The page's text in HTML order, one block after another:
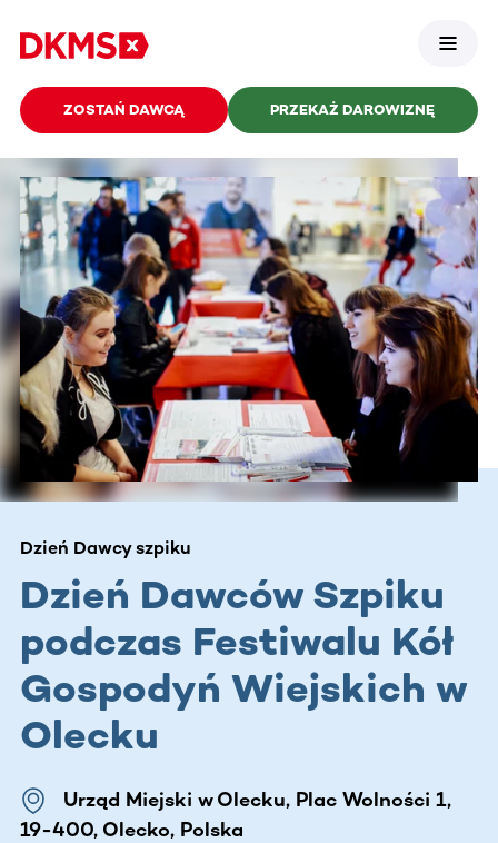
ZOSTAŃ DAWCĄ PRZEKAŻ DAROWIZNĘ
Dzień Dawcy szpiku
Dzień Dawców Szpiku
podczas Festiwalu Kół
Gospodyń Wiejskich w
Olecku
Urząd Miejski w Olecku, Plac Wolności 1,
19-400, Olecko, Polska